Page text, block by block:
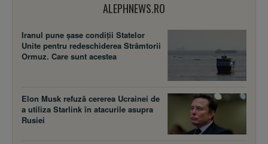
ALEPHNEWS.RO
Iranul pune șase condiții Statelor
Unite pentru redeschiderea Strâmtorii
Ormuz. Care sunt acestea
Elon Musk refuză cererea Ucrainei de
a utiliza Starlink în atacurile asupra
Rusiei